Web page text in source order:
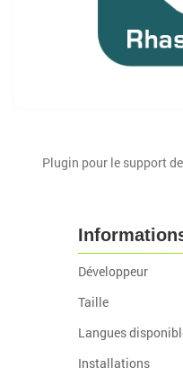
Plugin pour le support
Développeur
Taille
Langues
Installations